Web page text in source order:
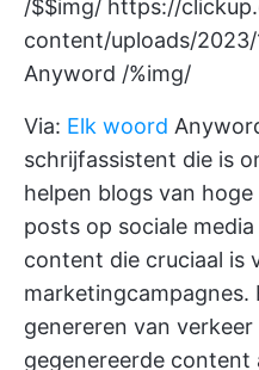
/$$img/ https://
content/uploads/
Anyword /%img/
Via: Elk woord
schrijfassistent die is
helpen blogs van
posts op sociale media
content die cruciaal is
genereren van
gegenereerde